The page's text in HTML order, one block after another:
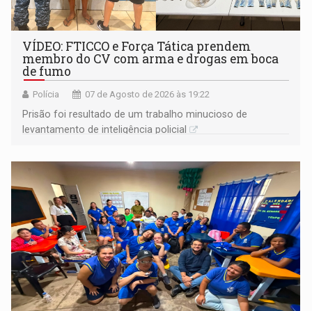
VÍDEO: FTICCO e Força Tática prendem
membro do CV com arma e drogas em boca
de fumo
Polícia 07 de Agosto de 2026 às 19:22
Prisão foi resultado de um trabalho minucioso de
levantamento de inteligência policial